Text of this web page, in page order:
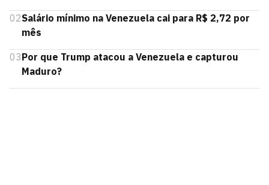
02Salário mínimo na Venezuela cai para R$ 2,72 por
mês
03Por que Trump atacou a Venezuela e capturou
Maduro?